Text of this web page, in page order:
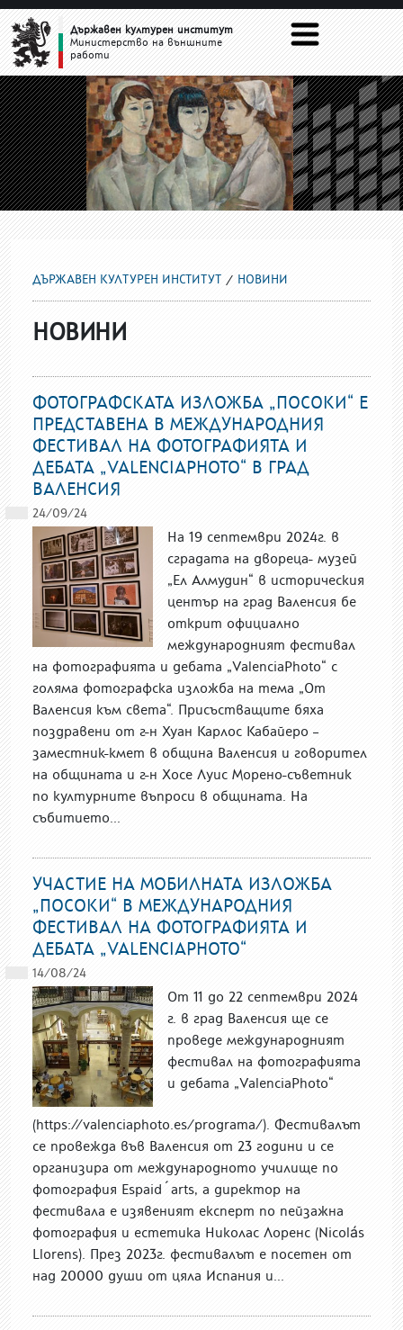
НОВИНИДържавен културен институт
Министерство на външните
работи
ДЪРЖАВЕН КУЛТУРЕН ИНСТИТУТ НОВИНИ
НОВИНИ
ФОТОГРАФСКАТА ИЗЛОЖБА „ПОСОКИ“ Е
ПРЕДСТАВЕНА В МЕЖДУНАРОДНИЯ
ФЕСТИВАЛ НА ФОТОГРАФИЯТА И
ДЕБАТА „VALENCIAPHOTO“ В ГРАД
ВАЛЕНСИЯ
24/09/24
На 19 септември 2024г. в
сградата на двореца- музей
„Ел Алмудин“ в историческия
център на град Валенсия бе
открит официално
международният фестивал
на фотографията и дебата „ValenciaPhoto“ с
голяма фотографска изложба на тема „От
Валенсия към света“. Присъстващите бяха
поздравени от г-н Хуан Карлос Кабайеро –
заместник-кмет в община Валенсия и говорител
на общината и г-н Хосе Луис Морено-съветник
по културните въпроси в общината. На
събитието...
УЧАСТИЕ НА МОБИЛНАТА ИЗЛОЖБА
„ПОСОКИ“ В МЕЖДУНАРОДНИЯ
ФЕСТИВАЛ НА ФОТОГРАФИЯТА И
ДЕБАТА „VALENCIAPHOTO“
14/08/24
От 11 до 22 септември 2024
г. в град Валенсия ще се
проведе международният
фестивал на фотографията
и дебата „ValenciaPhoto“
(https://valenciaphoto.es/programa/). Фестивалът
се провежда във Валенсия от 23 години и се
организира от международното училище по
фотография Espaid´arts, а директор на
фестивала е изявеният експерт по пейзажна
фотография и естетика Николас Лоренс (Nicolás
Llorens). През 2023г. фестивалът е посетен от
над 20000 души от цяла Испания и...